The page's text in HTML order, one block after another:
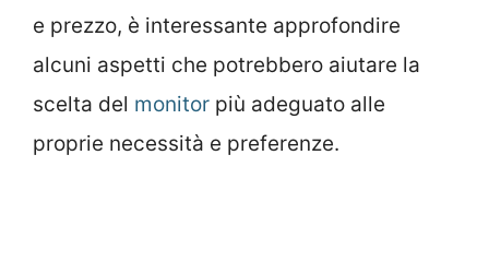
e prezzo, è interessante approfondire
alcuni aspetti che potrebbero aiutare la
scelta del monitor più adeguato alle
proprie necessità e preferenze.